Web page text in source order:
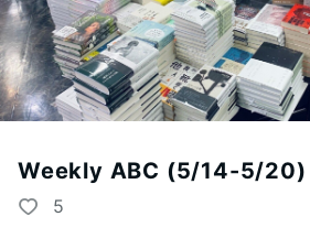
Weekly ABC (5/14-5/20)
5